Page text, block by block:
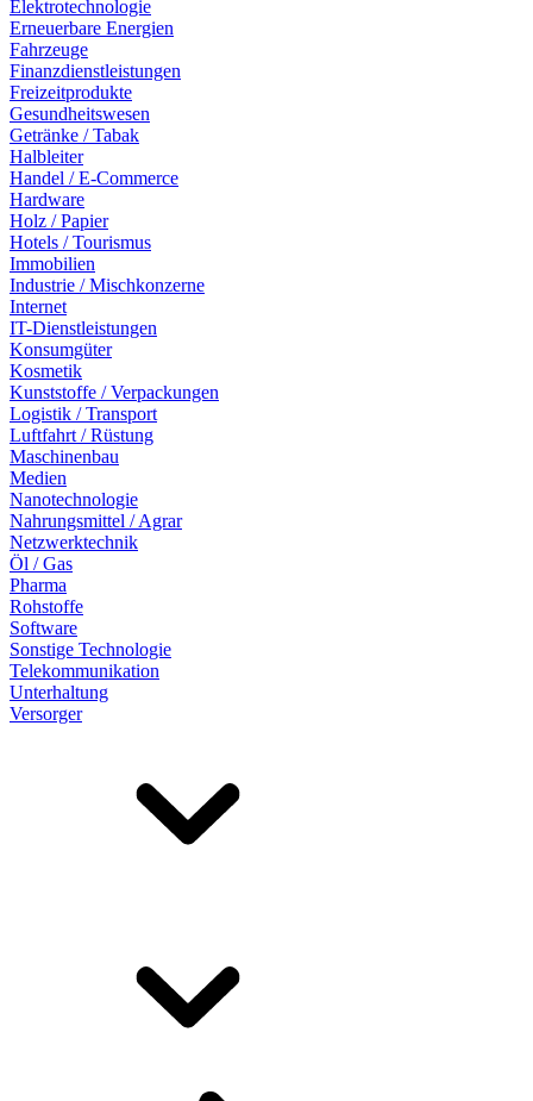
Elektrotechnologie
Erneuerbare Energien
Fahrzeuge
Finanzdienstleistungen
Freizeitprodukte
Gesundheitswesen
Getränke / Tabak
Halbleiter
Handel / E-Commerce
Hardware
Holz / Papier
Hotels / Tourismus
Immobilien
Industrie / Mischkonzerne
Internet
IT-Dienstleistungen
Konsumgüter
Kosmetik
Kunststoffe / Verpackungen
Logistik / Transport
Luftfahrt / Rüstung
Maschinenbau
Medien
Nanotechnologie
Nahrungsmittel / Agrar
Netzwerktechnik
Öl / Gas
Pharma
Rohstoffe
Software
Sonstige Technologie
Telekommunikation
Unterhaltung
Versorger